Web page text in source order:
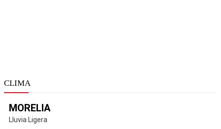
CLIMA
MORELIA
Lluvia Ligera